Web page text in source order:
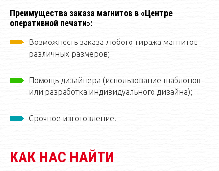
Преимущества заказа магнитов в «Центре
оперативной печати»:
Возможность заказа любого тиража магнитов
различных размеров;
Помощь дизайнера (использование шаблонов
или разработка индивидуального дизайна);
Срочное изготовление.
КАК НАС НАЙТИ